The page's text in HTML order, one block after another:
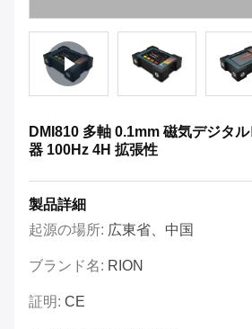
DMI810 多軸 0.1mm 磁気デジタ
器 100Hz 4H 拡張性
製品詳細
起源の場所: 広東省、中国
ブランド名: RION
証明: CE